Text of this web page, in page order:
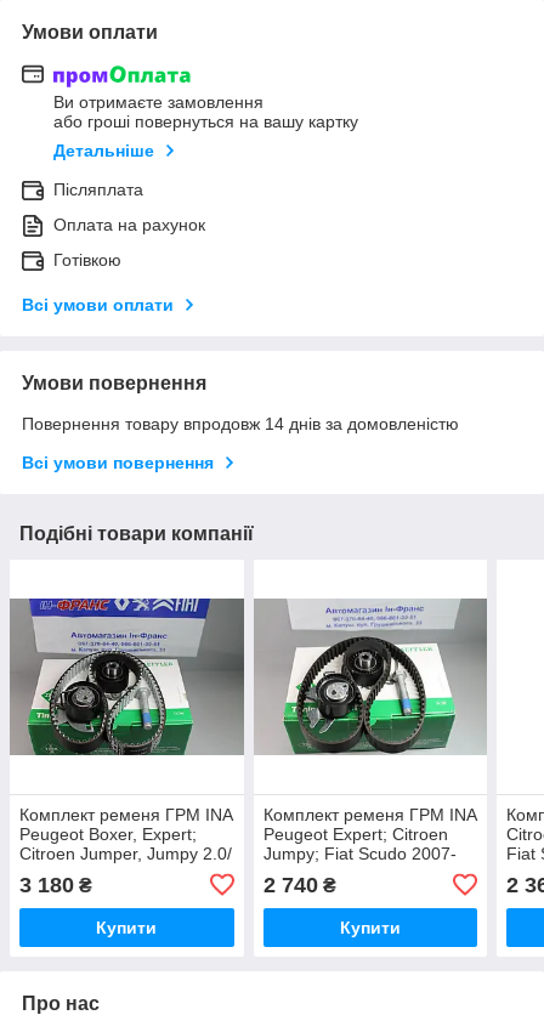
Умови оплати
Ви отримаєте замовлення
або гроші повернуться на вашу картку
Детальніше
Післяплата
Оплата на рахунок
Готівкою
Всі умови оплати
Умови повернення
Повернення товару впродовж 14 днів за домовленістю
Всі умови повернення
Подібні товари компанії
Комплект ременя ГРМ INA
Peugeot Boxer, Expert;
Citroen Jumper, Jumpy 2.0/
3 180 ₴
Купити
Комплект ременя ГРМ INA
Peugeot Expert; Citroen
Jumpy; Fiat Scudo 2007-
2 740₴
Купити
Fiat
2
Про нас